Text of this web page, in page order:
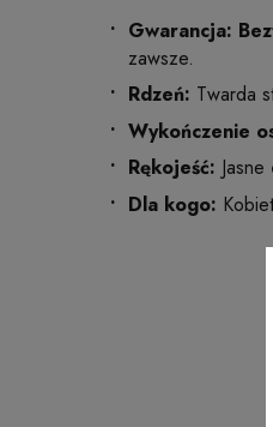
Gwarancja:
zawsze.
Rdzeń: Twarda
Wykończenie
Rękojeść: Jasne
Dla kogo: